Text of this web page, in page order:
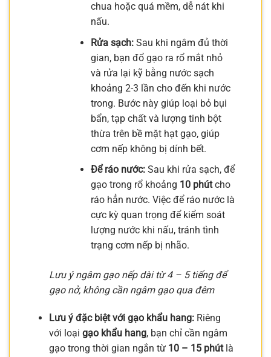
chua hoặc quá mềm, dễ nát khi
nấu.
Rửa sạch:Sau khi ngâm đủ thời
gian, bạn đổ gạo ra rổ mắt nhỏ
và rửa lại kỹ bằng nước sạch
khoảng 2-3 lần cho đến khi nước
trong. Bước này giúp loại bỏ bụi
bẩn, tạp chất và lượng tinh bột
thừa trên bề mặt hạt gạo, giúp
cơm nếp không bị dính bết.
Để ráo nước:Sau khi rửa sạch, để
gạo trong rổ khoảng 10 phútcho
ráo hẳn nước. Việc để ráo nước là
cực kỳ quan trọng để kiểm soát
lượng nước khi nấu, tránh tình
trạng cơm nếp bị nhão.
Lưu ý ngâm gạo nếp dài từ 4 – 5 tiếng để
gạo nở, không cần ngâm gạo qua đêm
Lưu ý đặc biệt với gạo khẩu hang:Riêng
với loại gạo khẩu hang, bạn chỉ cần ngâm
gạo trong thời gian ngắn từ 10 – 15 phútlà